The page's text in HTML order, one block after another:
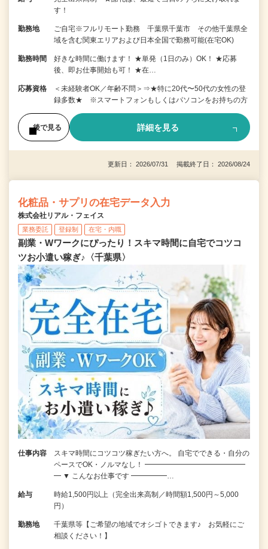
す！
勤務地
ご自宅※フルリモート勤務 千葉県千葉市 その他千葉県全
域を含む関東エリアおよび日本全国で勤務可能(在宅OK)
勤務時間
好きな時間に働けます！ ★単発（1日のみ）OK！ ★応募
後、即お仕事開始も可！ ★在…
応募資格
＜未経験者OK／年齢不問＞⇒★特に20代〜50代の女性の登
録多数★ ※スマートフォンもしくはパソコンをお持ちの方
後で見る 詳細を見る
更新日： 2026/07/31 掲載終了日： 2026/08/24
化粧品・サプリの在宅データ入力
株式会社リアル・フェイス
業務委託 登録制 在宅・内職
副業・Wワークにぴったり！スキマ時間に自宅でコツコ
ツお小遣い稼ぎ♪〈千葉県〉
仕事内容
スキマ時間にコツコツ稼ぎたい方へ。 自宅でできる・自分の
ペースでOK・ノルマなし！ ━━━━━━━━━━━━━━
━ ▼ こんなお仕事です ━━━━━…
給与
時給1,500円以上（完全出来高制／時間額1,500円～5,000
円）
勤務地
千葉県等【ご希望の地域でオシゴトできます♪ お気軽にご
相談ください！】